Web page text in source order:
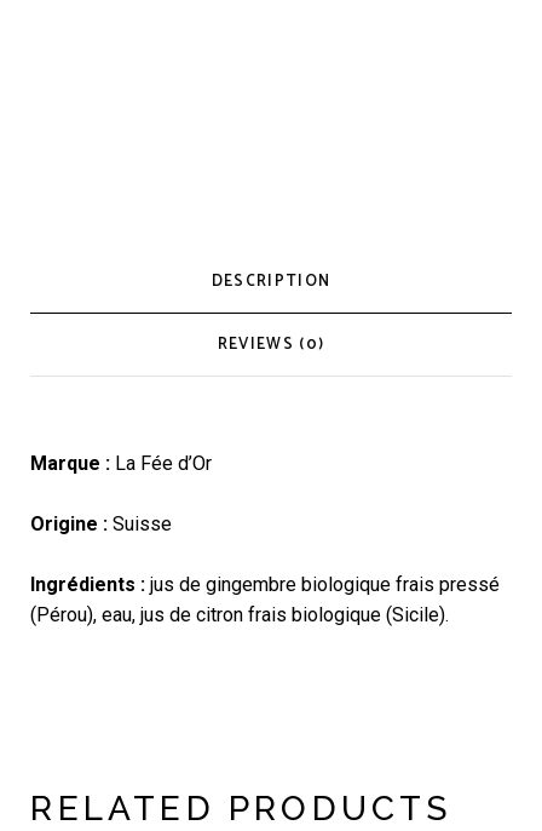
DESCRIPTION
REVIEWS (0)
Marque : La Fée d’Or
Origine :Suisse
Ingrédients :jus de gingembre biologique frais pressé
(Pérou), eau, jus de citron frais biologique (Sicile).
RELATED PRODUCTS